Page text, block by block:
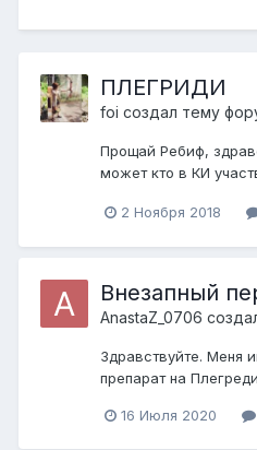
ПЛЕГРИДИ
foi создал тему
Прощай Ребиф,
может кто в КИ
2 Ноября 2018
Внезапный
AnastaZ_0706
Здравствуйте. Меня
препарат на
16 Июля 2020